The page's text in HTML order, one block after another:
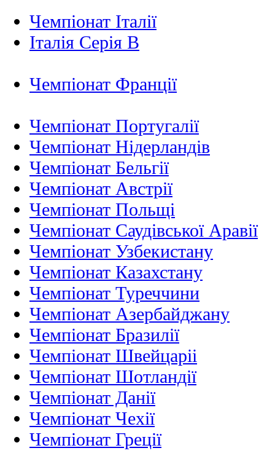
Чемпіонат Італії
Італія Серія B
Чемпіонат Франції
Чемпіонат Португалії
Чемпіонат Нідерландiв
Чемпіонат Бельгії
Чемпіонат Австрії
Чемпіонат Польщі
Чемпіонат Саудівської Аравії
Чемпіонат Узбекистану
Чемпіонат Казахстану
Чемпіонат Туреччини
Чемпіонат Азербайджану
Чемпіонат Бразилії
Чемпіонат Швейцаріі
Чемпіонат Шотландії
Чемпіонат Данії
Чемпіонат Чехії
Чемпіонат Греції